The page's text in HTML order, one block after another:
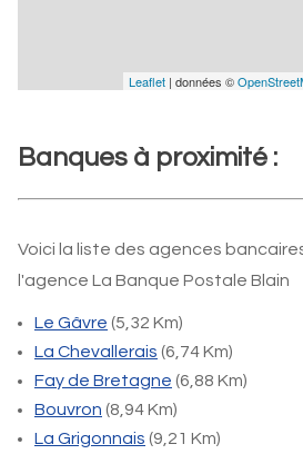
Leaflet | données ©
Banques à proximité :
Voici la liste des agences
l'agence La Banque Postale Blain
Le Gâvre (5,32 Km)
La Chevallerais (6,74 Km)
Fay de Bretagne (6,88 Km)
Bouvron (8,94 Km)
La Grigonnais (9,21 Km)